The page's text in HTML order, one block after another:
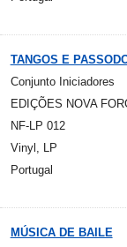
TANGOS E
Conjunto Iniciadores
EDIÇÕES NOVA
NF-LP 012
Vinyl, LP
Portugal
MÚSICA DE BAILE